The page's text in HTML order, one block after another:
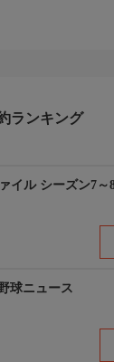
ランキング
イル シーズン7～
球ニュース